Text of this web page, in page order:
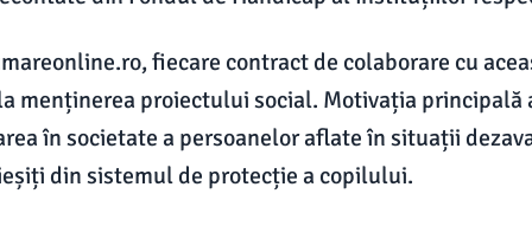
fiecare contract de colaborare cu
menținerea proiectului social. Motivația principală
în societate a persoanelor aflate în situații
din sistemul de protecție a copilului.